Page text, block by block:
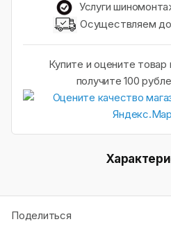
Услуги
Осуществляем
Купите и оцените
получите 100
Поделиться